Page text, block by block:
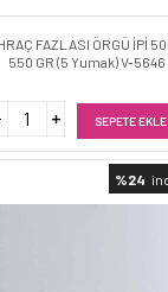
FAZLASI ÖRGÜ İPİ
550 GR (5 Yumak) V-5646
SEPETE EKLE
%24